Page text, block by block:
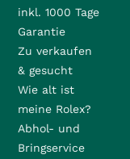
inkl. 1000 Tage
Garantie
Zu verkaufen
& gesucht
Wie alt ist
meine Rolex?
Abhol- und
Bringservice